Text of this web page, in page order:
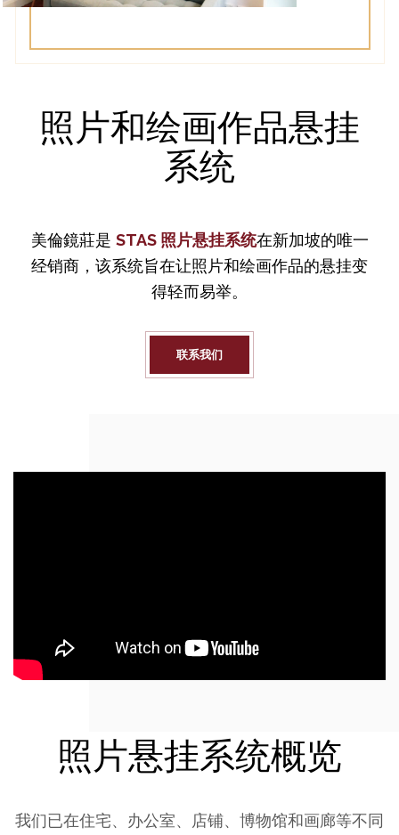
照片和绘画作品悬挂
系统
美倫鏡莊是 STAS 照片悬挂系统在新加坡的唯一
经销商，该系统旨在让照片和绘画作品的悬挂变
得轻而易举。
联系我们
照片悬挂系统概览
我们已在住宅、办公室、店铺、博物馆和画廊等不同